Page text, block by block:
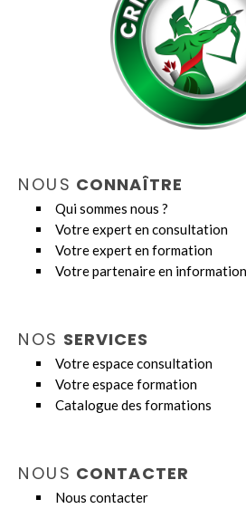
NOUS CONNAÎTRE
Qui sommes nous ?
Votre expert en consultation
Votre expert en formation
Votre partenaire en information
NOS SERVICES
Votre espace consultation
Votre espace formation
Catalogue des formations
NOUS CONTACTER
Nous contacter